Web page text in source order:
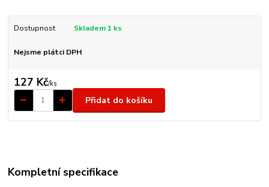
Dostupnost Skladem 1 ks
Nejsme plátci DPH
127 Kč/ks
Přidat do košíku
Kompletní specifikace